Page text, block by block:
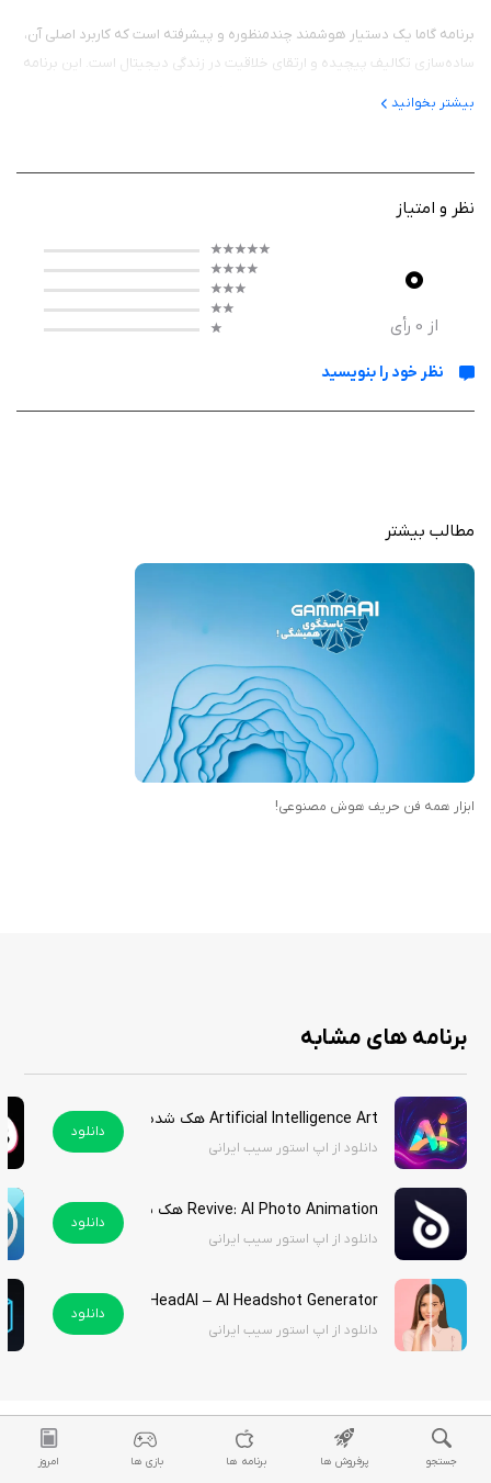
جستجو پرفروش ها برنامه ها بازی ها امروز
برنامه گاما یک دستیار هوشمند چندمنظوره و پیشرفته است که کاربرد اصلی آن،
ساده‌سازی تکالیف پیچیده و ارتقای خلاقیت در زندگی دیجیتال است. این برنامه
2.0، قوی‌ترین پاسخ‌ها را در اختیارتان می‌گذارد.
پردازش هوشمند محتوا در تمام ابعاد
عملکرد فوق‌العاده گاما بر پایه پردازش چندوجهی اطلاعات استوار است که تعاملی
اتصال به داده‌های برخط، اطلاعات به‌روز دنیا را تحلیل کرده و به ابزارهایی مجهز
دستیار پیشرفته نوشتن برای تولید و بهبود مقالات، ایمیل‌ها، شعرها و
اصلاح خطاهای نگارشی
مدیریت حرفه‌ای اسناد جهت خلاصه‌سازی، بازنویسی، تجزیه‌وتحلیل و ترجمه
تبدیل تصویر به متن (OCR) با سرعت بالا جهت استخراج متون قابل ویرایش
از اسکرین‌شات‌ها
ایده‌پرداز بصری قدرتمند برای تبدیل متن به تصاویر خیره‌کننده مانند طراحی
برنامه Gamma AI یک شاهکار نرم‌افزاری است که خلاقیت بی‌نهایت و مکالمات
به تغییر آی‌پی (IP) خواهید داشت.
استور سیب ایرانی نسخه آنلاک شده این برنامه کاربردی را برای کاربران گرامی قرار
داده است.
برای فعالسازی ویژگی پرو وارد setting برنامه شوید و سپس گزینه restore the
purchase را انتخاب نمایید و بعد cancel را بزنید.
برای ورود به برنامه نیاز به تغییر آی پی است.
بیشتر بخوانید
نظر و امتیاز
0
از 0 رأی
نظر خود را بنویسید
مطالب بیشتر
ابزار همه فن حریف هوش مصنوعی!
برنامه های مشابه
Artificial Intelligence Art هک شده
دانلود از اپ استور سیب ایرانی
دانلود
Revive: AI Photo Animation هک شده
دانلود از اپ استور سیب ایرانی
دانلود
HeadAI – AI Headshot Generator
دانلود از اپ استور سیب ایرانی
دانلود